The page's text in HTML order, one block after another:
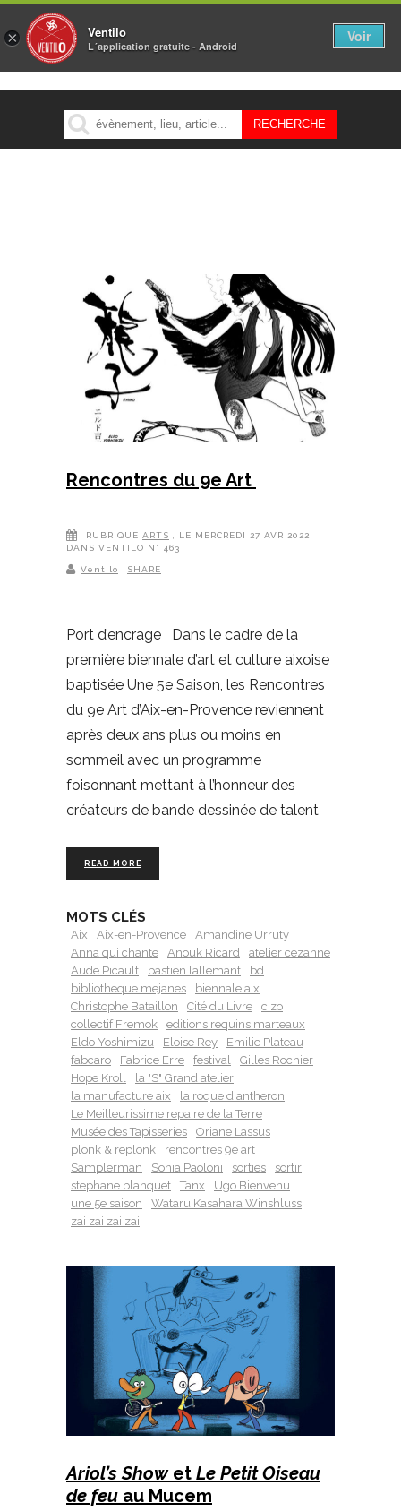
MENU
Rencontres du 9e Art
RUBRIQUE ARTS
, LE MERCREDI 27 AVR 2022
DANS VENTILO N° 463
Ventilo SHARE
Port d’encrage Dans le cadre de la
première biennale d’art et culture aixoise
baptisée Une 5e Saison, les Rencontres
du 9e Art d’Aix-en-Provence reviennent
après deux ans plus ou moins en
sommeil avec un programme
foisonnant mettant à l’honneur des
créateurs de bande dessinée de talent
READ MORE
MOTS CLÉS
Aix Aix-en-Provence
Amandine Urruty
Anna qui chante
Anouk Ricard
atelier cezanne
Aude Picault
bastien lallemant
bd
bibliotheque mejanes
biennale aix
Christophe Bataillon
Cité du Livre
cizo
collectif Fremok
editions requins marteaux
Eldo Yoshimizu
Eloise Rey
Emilie Plateau
fabcaro
Fabrice Erre festival
Gilles Rochier
Hope Kroll
la "S" Grand atelier
la manufacture aix
la roque d antheron
Le Meilleurissime repaire de la Terre
Musée des Tapisseries
Oriane Lassus
plonk & replonk
rencontres 9e art
Samplerman
Sonia Paoloni sorties
sortir
stephane blanquet
Tanx
Ugo Bienvenu
une 5e saison
Wataru Kasahara Winshluss
zai zai zai zai
Ariol’s Showet Le Petit Oiseau
de feu au Mucem
× Ventilo
L´application gratuite - Android
Voir